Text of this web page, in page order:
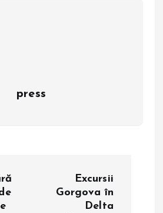
press
Excursii
Gorgova în
Delta